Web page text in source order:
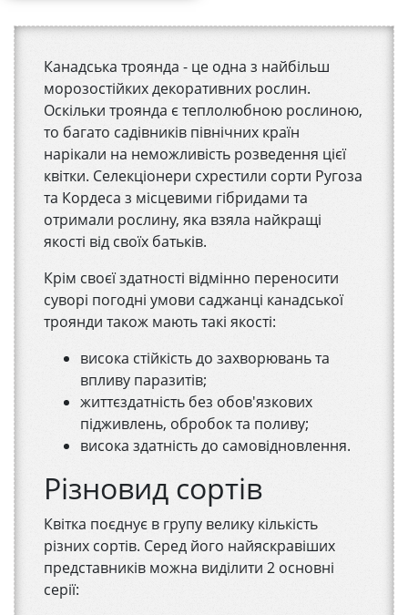
Канадська троянда - це одна з найбільш
морозостійких декоративних рослин.
Оскільки троянда є теплолюбною рослиною,
то багато садівників північних країн
нарікали на неможливість розведення цієї
квітки. Селекціонери схрестили сорти Ругоза
та Кордеса з місцевими гібридами та
отримали рослину, яка взяла найкращі
якості від своїх батьків.
Крім своєї здатності відмінно переносити
суворі погодні умови саджанці канадської
троянди також мають такі якості:
висока стійкість до захворювань та
впливу паразитів;
життєздатність без обов'язкових
підживлень, обробок та поливу;
висока здатність до самовідновлення.
Різновид сортів
Квітка поєднує в групу велику кількість
різних сортів. Серед його найяскравіших
представників можна виділити 2 основні
серії: